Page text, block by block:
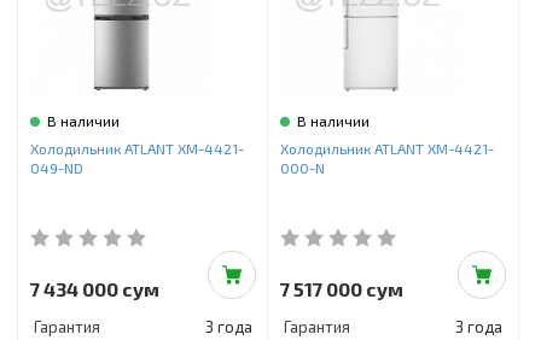
В наличии
Холодильник ATLANT ХМ-4421-
049-ND
7 434 000 сум
Гарантия 3 года
В наличии
Холодильник ATLANT ХМ-4421-
000-N
7 517 000 сум
Гарантия 3 года